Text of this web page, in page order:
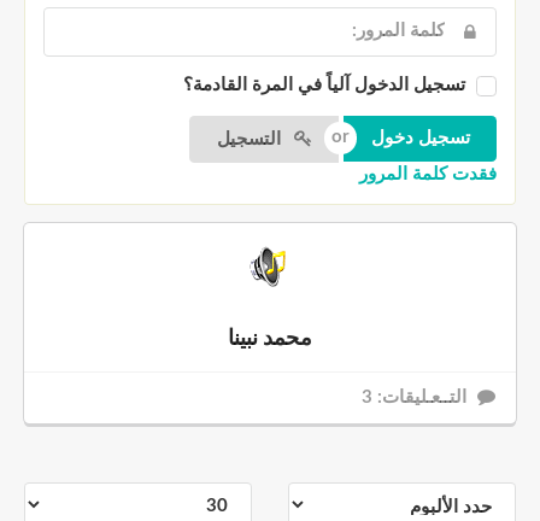
تسجيل الدخول آلياً في المرة القادمة؟
التسجيل
فقدت كلمة المرور
محمد نبينا
التــعـليقات: 3